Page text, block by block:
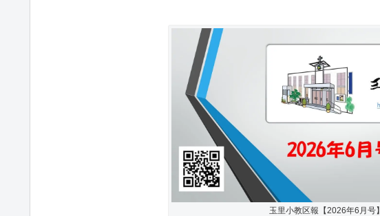
玉里小教区報【2026年6月号】